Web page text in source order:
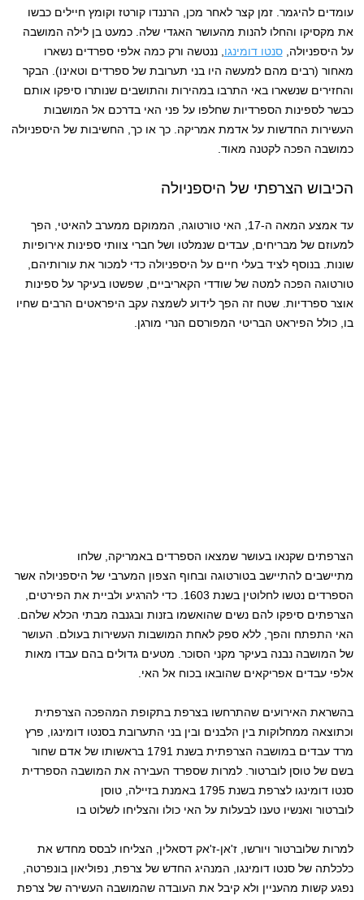
עומדים להיגמר. זמן קצר לאחר מכן, הרננדו קורטז וקומץ חיילים כבשו
את מקסיקו והחלו להנות מהעושר האגדי שלה. כמעט בן לילה המושבה
על היספניולה,סנטו דומינגו , ננטשה ורק כמה אלפי ספרדים נשארו
מאחור (רבים מהם למעשה היו בני תערובת של ספרדים וטאינו). הבקר
והחזירים שנשארו באי התרבו ​​במהירות והתושבים שנותרו סיפקו אותם
כבשר לספינות הספרדיות שחלפו על פני האי בדרכם אל המושבות
העשירות החדשות על אדמת אמריקה. כך או כך, החשיבות של היספניולה
כמושבה הפכה לקטנה מאוד.
הכיבוש הצרפתי של היספניולה
עד אמצע המאה ה-17, האי טורטוגה, הממוקם ממערב להאיטי, הפך
למעוזם של מבריחים, עבדים שנמלטו ושל חברי צוותי ספינות אירופיות
שונות. בנוסף לציד בעלי חיים על היספניולה כדי למכור את עורותיהם,
טורטוגה הפכה למטה של ​​שודדי הקאריביים, שפשטו בעיקר על ספינות
אוצר ספרדיות. שטח זה הפך לידוע לשמצה עקב היפראטים הרבים שחיו
בו, כולל הפיראט הבריטי המפורסם הנרי מורגן.
הצרפתים שקנאו בעושר שמצאו הספרדים באמריקה, שלחו
מתיישבים להתיישב בטורטוגה ובחוף הצפון המערבי של היספניולה אשר
הספרדים נטשו לחלוטין בשנת 1603. כדי להרגיע ולביית את הפירטים,
הצרפתים סיפקו להם נשים שהואשמו בזנות ובגנבה מבתי הכלא שלהם.
האי התפתח והפך, ללא ספק לאחת המושבות העשירות בעולם. העושר
של המושבה נבנה בעיקר מקני הסוכר. מטעים גדולים בהם עבדו מאות
אלפי עבדים אפריקאים שהובאו בכוח אל האי.
בהשראת האירועים שהתרחשו בצרפת בתקופת המהפכה הצרפתית
וכתוצאה ממחלוקות בין הלבנים ובין בני התערובת בסנטו דומינגו, פרץ
מרד עבדים במושבה הצרפתית בשנת 1791 בראשותו של אדם שחור
בשם של טוסן לוברטור. למרות שספרד העבירה את המושבה הספרדית
סנטו דומינגו לצרפת בשנת 1795 באמנת בזיילה, טוסן
לוברטור ואנשיו טענו לבעלות על האי כולו והצליחו לשלוט בו
למרות שלוברטור ויורשו, ז'אן-ז'אק דסאלין, הצליחו לבסס מחדש את
כלכלתה של סנטו דומינגו, המנהיג החדש של צרפת, נפוליאון בונפרטה,
נפגע קשות מהעניין ולא קיבל את העובדה שהמושבה העשירה של צרפת